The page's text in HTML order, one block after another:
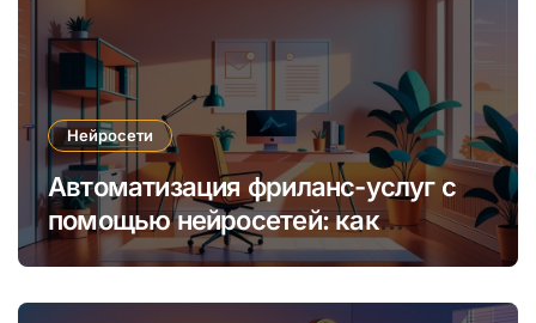
Нейросети
Автоматизация фриланс-услуг с
помощью нейросетей: как
увеличить доход и сократить